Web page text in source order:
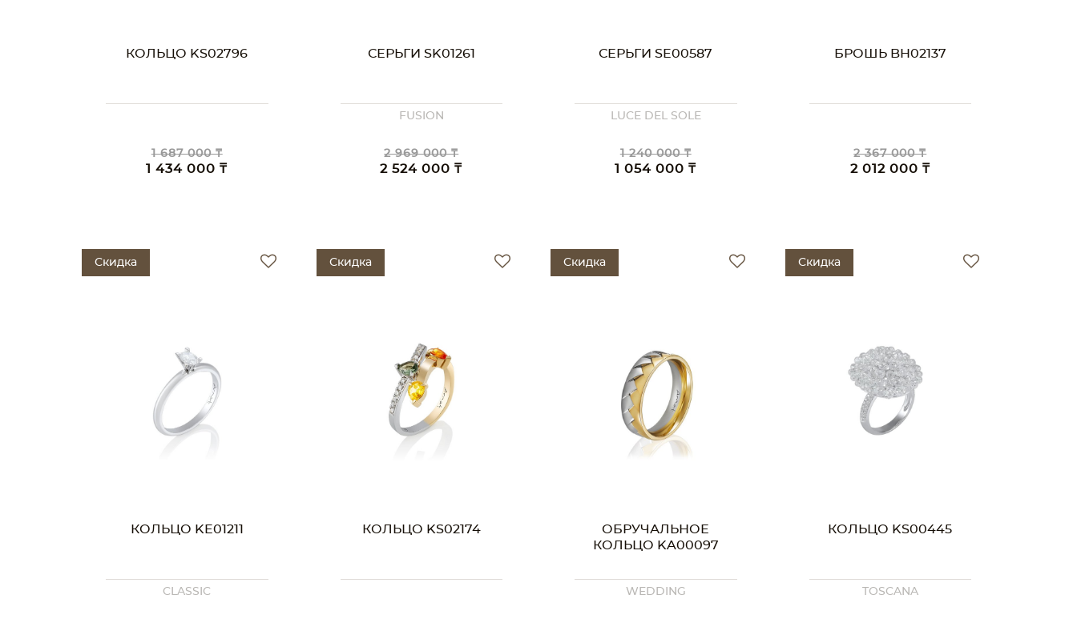
КОЛЬЦО KS02796
1 687 000 ₸
1 434 000 ₸
СЕРЬГИ SK01261
FUSION
2 969 000 ₸
2 524 000 ₸
СЕРЬГИ SE00587
LUCE DEL SOLE
1 240 000 ₸
1 054 000 ₸
БРОШЬ BH02137
2 367 000 ₸
2 012 000 ₸
Скидка
КОЛЬЦО KE01211
CLASSIC
Скидка
КОЛЬЦО KS02174
Скидка
ОБРУЧАЛЬНОЕ
КОЛЬЦО KA00097
WEDDING
Скидка
КОЛЬЦО KS00445
TOSCANA